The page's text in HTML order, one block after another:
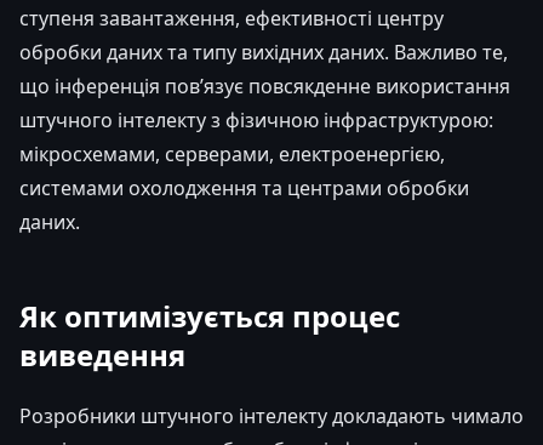
ступеня завантаження, ефективності центру
обробки даних та типу вихідних даних. Важливо те,
що інференція пов’язує повсякденне використання
штучного інтелекту з фізичною інфраструктурою:
мікросхемами, серверами, електроенергією,
системами охолодження та центрами обробки
даних.
Як оптимізується процес
виведення
Розробники штучного інтелекту докладають чимало